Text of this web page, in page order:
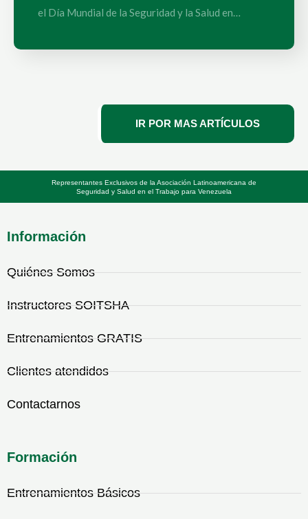
el Día Mundial de la Seguridad y la Salud en…
IR POR MAS ARTÍCULOS
Representantes Exclusivos de la Asociación Latinoamericana de
Seguridad y Salud en el Trabajo para Venezuela
Información
Quiénes Somos
Instructores SOITSHA
Entrenamientos GRATIS
Clientes atendidos
Contactarnos
Formación
Entrenamientos Básicos